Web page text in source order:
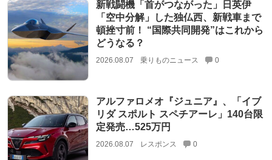
新戦闘機「首がつながった」日英伊
「空中分解」した独仏西、新戦車まで
頓挫寸前！ “国際共同開発”はこれから
どうなる？
2026.08.07 乗りものニュース 0
アルファロメオ『ジュニア』、「イブ
リダ スポルト スペチアーレ」140台限
定発売…525万円
2026.08.07 レスポンス 0